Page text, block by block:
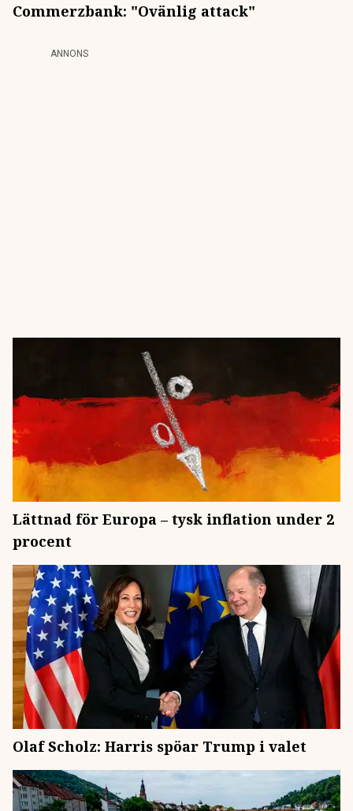
Commerzbank: "Ovänlig attack"
ANNONS
Lättnad för Europa – tysk inflation under 2
procent
Olaf Scholz: Harris spöar Trump i valet